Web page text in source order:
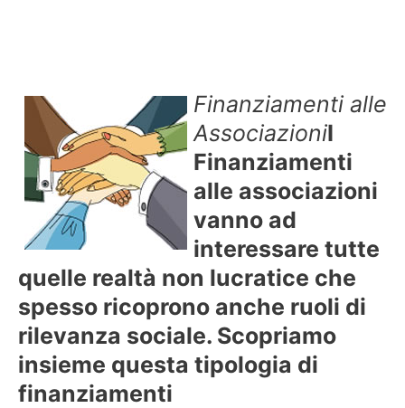
Finanziamenti alle
AssociazioniI
Finanziamenti
alle associazioni
vanno ad
interessare tutte
quelle realtà non lucratice che
spesso ricoprono anche ruoli di
rilevanza sociale. Scopriamo
insieme questa tipologia di
finanziamenti